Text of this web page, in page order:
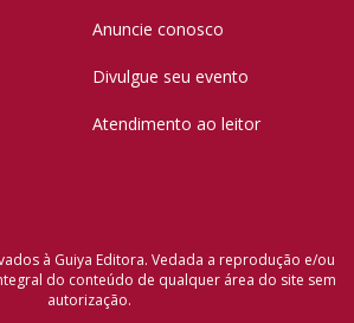
Anuncie conosco
Divulgue seu evento
Atendimento ao leitor
à Guiya Editora. Vedada a reprodução e/ou
do conteúdo de qualquer área do site sem
autorização.